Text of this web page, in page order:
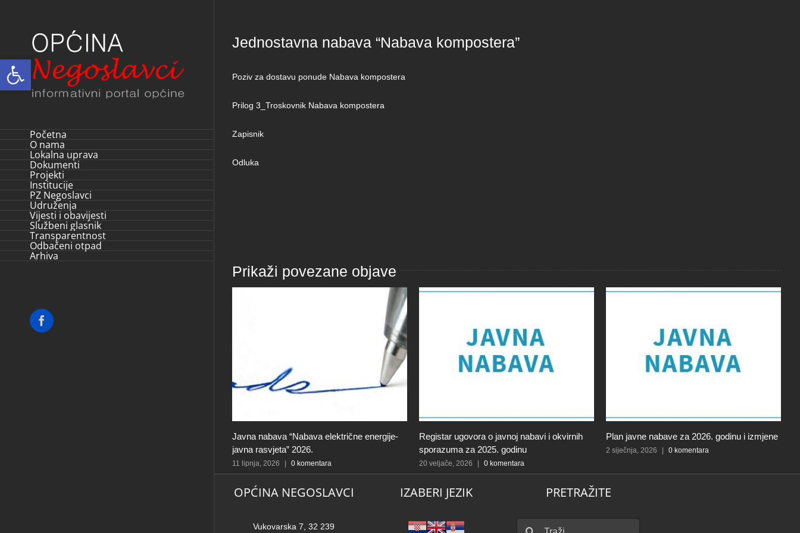
Open toolbar
Početna
O nama
Lokalna uprava
Dokumenti
Projekti
Institucije
PZ Negoslavci
Udruženja
Vijesti i obavijesti
Službeni glasnik
Transparentnost
Odbačeni otpad
Arhiva
Facebook
Jednostavna nabava “Nabava kompostera”
Poziv za dostavu ponude Nabava kompostera
Prilog 3_Troskovnik Nabava kompostera
Zapisnik
Odluka
Prikaži povezane objave
Javna nabava “Nabava električne energije-
javna rasvjeta” 2026.
11 lipnja, 2026 0 komentara
Registar ugovora o javnoj nabavi i okvirnih
sporazuma za 2025. godinu
20 veljače, 2026 0 komentara
Plan javne nabave za 2026. godinu i izmjene
2 siječnja, 2026 0 komentara
OPĆINA NEGOSLAVCI
Vukovarska 7, 32 239
IZABERI JEZIK PRETRAŽITE
Traži...